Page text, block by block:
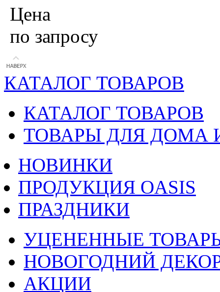
Цена
по запросу
КАТАЛОГ ТОВАРОВ
КАТАЛОГ ТОВАРОВ
ТОВАРЫ ДЛЯ ДОМА
НОВИНКИ
ПРОДУКЦИЯ OASIS
ПРАЗДНИКИ
УЦЕНЕННЫЕ
НОВОГОДНИЙ
АКЦИИ